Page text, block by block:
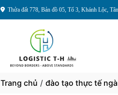
Thửa đất 778, Bản đồ 05, Tổ 3, Khánh Lộc,
Trang chủ / đào tạo thực tế